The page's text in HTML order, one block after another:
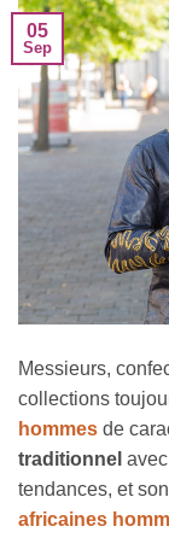
05
Sep
Messieurs,
collections
hommes de
traditionnel
tendances, et
africaines